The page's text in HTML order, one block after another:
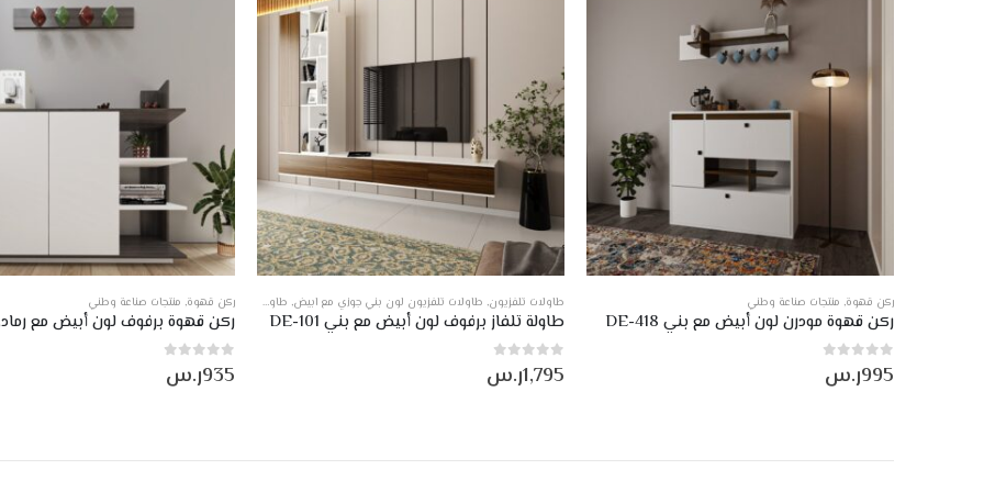
ركن قهوة, منتجات صناعة وطني
ركن قهوة مودرن لون أبيض مع بني DE-418
0 من أصل 5
995ر.س
طاولات تلفزيون, طاولات تلفزيون لون بني جوزي مع ابيض, طاولات تلفزيون معلقة ,طاولات لون بني جوزي
طاولة تلفاز برفوف لون أبيض مع بني DE-101
0 من أصل 5
1,795ر.س
ركن قهوة, منتجات صناعة وطني
0من أصل 5
935ر.س